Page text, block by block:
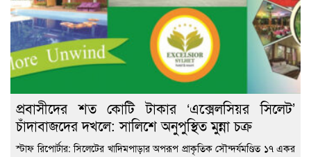
প্রবাসীদের শত কোটি টাকার ‘এক্সেলসিয়র সিলেট’
চাঁদাবাজদের দখলে: সালিশে অনুপুস্থিত মুন্না চক্র
স্টাফ রিপোর্টার: সিলেটের খাদিমপাড়ার অপরূপ প্রাকৃতিক সৌন্দর্যমণ্ডিত ১৭ একর